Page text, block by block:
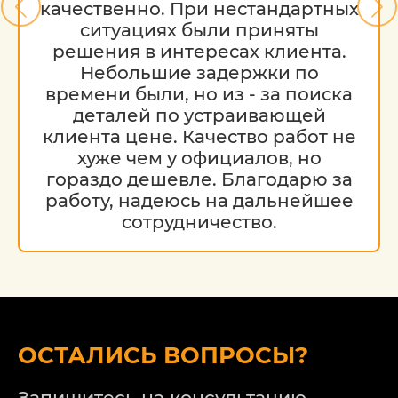
качественно. При нестандартных
ситуациях были приняты
решения в интересах клиента.
Небольшие задержки по
времени были, но из - за поиска
деталей по устраивающей
клиента цене. Качество работ не
хуже чем у официалов, но
гораздо дешевле. Благодарю за
работу, надеюсь на дальнейшее
сотрудничество.
ОСТАЛИСЬ ВОПРОСЫ?